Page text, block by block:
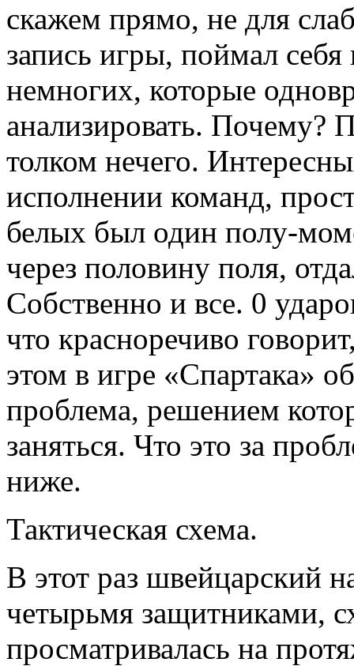
скажем прямо, не для
запись игры, поймал
немногих, которые
анализировать. Почему?
толком нечего.
исполнении команд,
белых был один полу-
через половину поля,
Собственно и все. 0
что красноречиво
этом в игре «Спартака»
проблема, решением
заняться. Что это за
ниже.
Тактическая схема.
В этот раз швейцарский
четырьмя защитниками,
просматривалась на